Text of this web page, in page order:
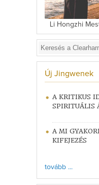
Li Hongzhi
Új Jingwenek
A KRITIKUS
SPIRITUÁLIS
A MI
KIFEJEZÉS
tovább ...